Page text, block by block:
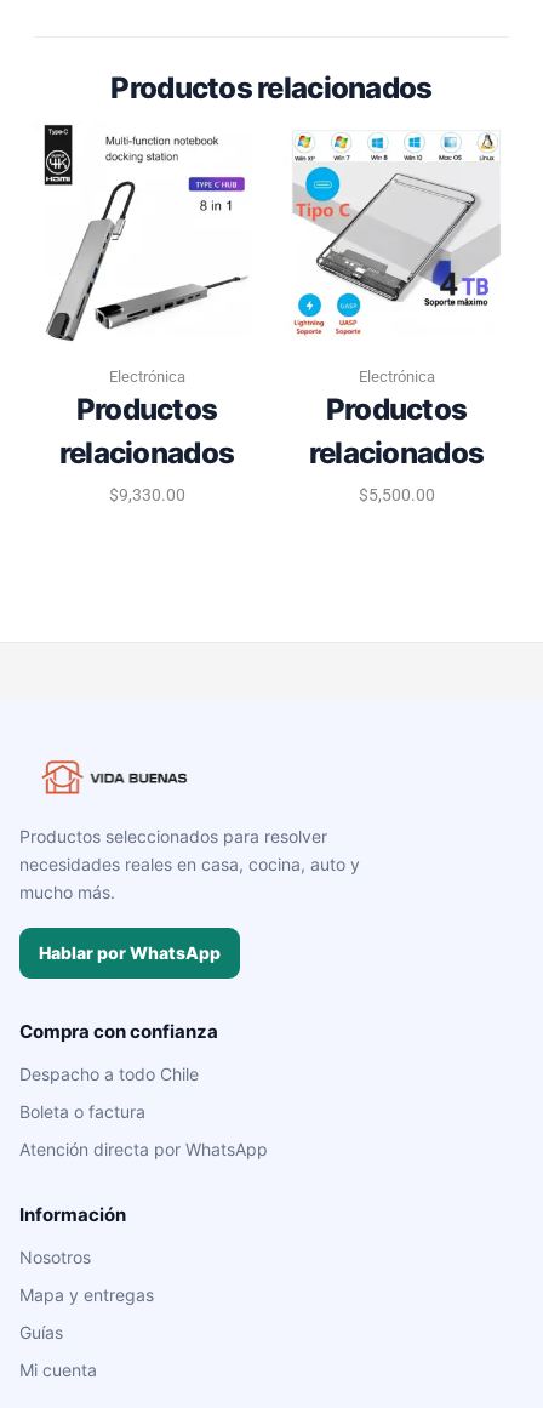
Productos relacionados
Electrónica
Productos
relacionados
$9,330.00
Electrónica
Productos
relacionados
$5,500.00
Productos seleccionados para resolver
necesidades reales en casa, cocina, auto y
mucho más.
Hablar por WhatsApp
Compra con confianza
Despacho a todo Chile
Boleta o factura
Atención directa por WhatsApp
Información
Nosotros
Mapa y entregas
Guías
Mi cuenta